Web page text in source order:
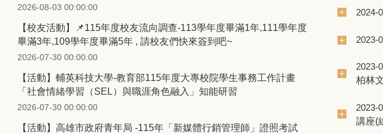
2026-08-03 00:00:00
【校友活動】📌115年度校友流向調查-113學年度畢滿1年,111學年度
畢滿3年,109學年度畢滿5年 , 請校友們快來簽到吧~
2026-07-30 00:00:00
【活動】輔英科技大學-教育部115年度大專校院學生事務工作計畫
「社會情緒學習（SEL）與職涯角色融入」知能研習
2026-07-30 00:00:00
【活動】高雄市政府青年局 -115年「新媒體行銷管理師」證照考試
2024-
2023-
2023-
柏林
2023-
講座(